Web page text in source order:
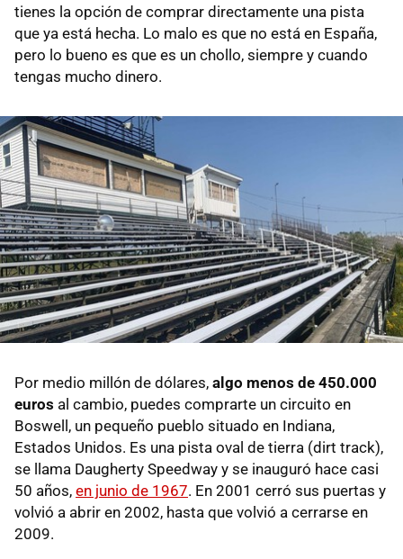
tienes la opción de comprar directamente una pista
que ya está hecha. Lo malo es que no está en España,
pero lo bueno es que es un chollo, siempre y cuando
tengas mucho dinero.
Por medio millón de dólares, algo menos de 450.000
euros al cambio, puedes comprarte un circuito en
Boswell, un pequeño pueblo situado en Indiana,
Estados Unidos. Es una pista oval de tierra (dirt track),
se llama Daugherty Speedway y se inauguró hace casi
50 años, en junio de 1967. En 2001 cerró sus puertas y
volvió a abrir en 2002, hasta que volvió a cerrarse en
2009.